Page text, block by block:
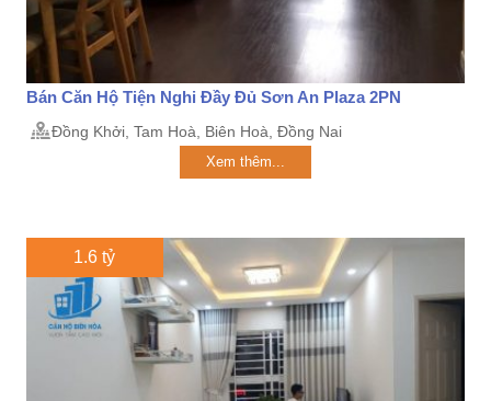
Bán Căn Hộ Tiện Nghi Đầy Đủ Sơn An Plaza 2PN
Đồng Khởi, Tam Hoà, Biên Hoà, Đồng Nai
Xem thêm...
1.6 tỷ